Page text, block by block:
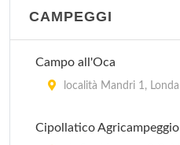
CAMPEGGI
Campo all'Oca
località Mandri 1, Londa
Cipollatico Agricampeggio